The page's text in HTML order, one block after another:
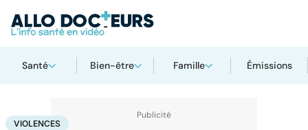
Santé Bien-être Famille Émissions
AccueilSanté Violences
VIOLENCES